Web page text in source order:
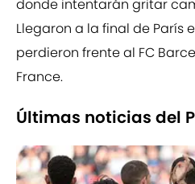
donde intentarán gritar
Llegaron a la final de París
perdieron frente al FC
France.
Últimas noticias del